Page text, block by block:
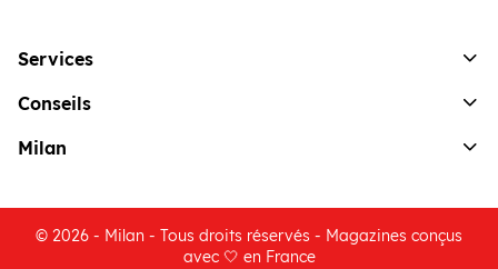
Services
Conseils
Milan
© 2026 - Milan - Tous droits réservés - Magazines conçus
avec 🤍 en France